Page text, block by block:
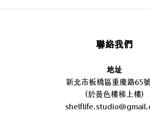
聯絡我們
地址
新北市板橋區重慶路65
(於黃色樓梯上樓)